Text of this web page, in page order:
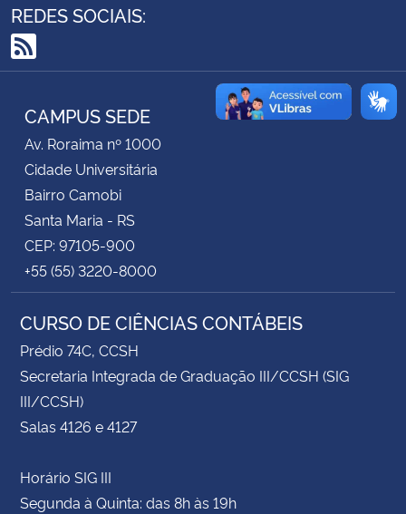
Controladoria-Geral da União
Ministério da Mulher, da Família e dos Direitos Humanos
Secretaria-Geral
Secretaria de Governo
Gabinete de Segurança Institucional
Advocacia-Geral da União
REDES SOCIAIS:
RSS
CAMPUS SEDE
Av. Roraima nº 1000
Cidade Universitária
Bairro Camobi
Santa Maria - RS
CEP: 97105-900
+55 (55) 3220-8000
CURSO DE CIÊNCIAS CONTÁBEIS
Prédio 74C, CCSH
Secretaria Integrada de Graduação III/CCSH (SIG
III/CCSH)
Salas 4126 e 4127
Horário SIG III
Segunda à Quinta: das 8h às 19h